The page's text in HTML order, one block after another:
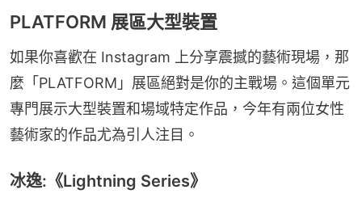
PLATFORM 展區大型裝置
如果你喜歡在 Instagram 上分享震撼的藝術現場，那
麼「PLATFORM」展區絕對是你的主戰場。這個單元
專門展示大型裝置和場域特定作品，今年有兩位女性
藝術家的作品尤為引人注目。
冰逸:《Lightning Series》